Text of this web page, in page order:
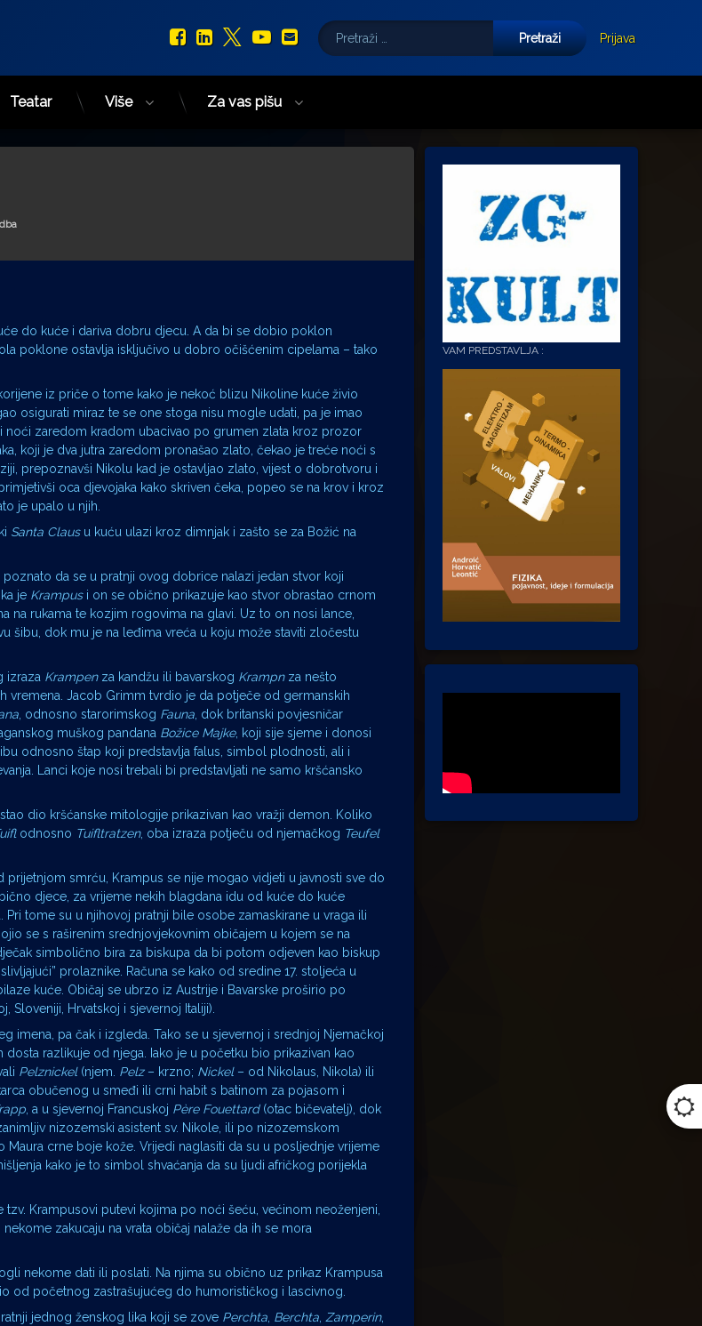
Facebook
LinkedIn
X.com
YouTube
E-mail
Pretraži:
Prijava
Teatar Više Za vas pišu
do kuće i dariva dobru djecu. A da bi se dobio poklon
poklone ostavlja isključivo u dobro očišćenim cipelama – tako
iz priče o tome kako je nekoć blizu Nikoline kuće živio
osigurati miraz te se one stoga nisu mogle udati, pa je imao
noći zaredom kradom ubacivao po grumen zlata kroz prozor
koji je dva jutra zaredom pronašao zlato, čekao je treće noći s
prepoznavši Nikolu kad je ostavljao zlato, vijest o dobrotvoru i
oca djevojaka kako skriven čeka, popeo se na krov i kroz
je upalo u njih.
Santa Clausu kuću ulazi kroz dimnjak i zašto se za Božić na
da se u pratnji ovog dobrice nalazi jedan stvor koji
je Krampusi on se obično prikazuje kao stvor obrastao crnom
rukama te kozjim rogovima na glavi. Uz to on nosi lance,
šibu, dok mu je na leđima vreća u koju može staviti zločestu
izraza Krampenza kandžu ili bavarskog Krampnza nešto
vremena. Jacob Grimm tvrdio je da potječe od germanskih
, odnosno starorimskog Fauna , dok britanski povjesničar
muškog pandana Božice Majke, koji sije sjeme i donosi
odnosno štap koji predstavlja falus, simbol plodnosti, ali i
Lanci koje nosi trebali bi predstavljati ne samo kršćansko
dio kršćanske mitologije prikazivan kao vražji demon. Koliko
odnosno Tuifltratzen, oba izraza potječu od njemačkog Teufel
smrću, Krampus se nije mogao vidjeti u javnosti sve do
djece, za vrijeme nekih blagdana idu od kuće do kuće
tome su u njihovoj pratnji bile osobe zamaskirane u vraga ili
se s raširenim srednjovjekovnim običajem u kojem se na
simbolično bira za biskupa da bi potom odjeven kao biskup
prolaznike. Računa se kako od sredine 17. stoljeća u
kuće. Običaj se ubrzo iz Austrije i Bavarske proširio po
Sloveniji, Hrvatskoj i sjevernoj Italiji).
imena, pa čak i izgleda. Tako se u sjevernoj i srednjoj Njemačkoj
razlikuje od njega. Iako je u početku bio prikazivan kao
Pelznickel (njem. Pelz– krzno; Nickel– od Nikolaus, Nikola) ili
obučenog u smeđi ili crni habit s batinom za pojasom i
, a u sjevernoj Francuskoj Père Fouettard(otac bičevatelj), dok
nizozemski asistent sv. Nikole, ili po nizozemskom
Maura crne boje kože. Vrijedi naglasiti da su u posljednje vrijeme
kako je to simbol shvaćanja da su ljudi afričkog porijekla
Krampusovi putevi kojima po noći šeću, većinom neoženjeni,
zakucaju na vrata običaj nalaže da ih se mora
nekome dati ili poslati. Na njima su obično uz prikaz Krampusa
od početnog zastrašujućeg do humorističkog i lascivnog.
jednog ženskog lika koji se zove Perchta Berchta Zamperin,
VAM PREDSTAVLJA :